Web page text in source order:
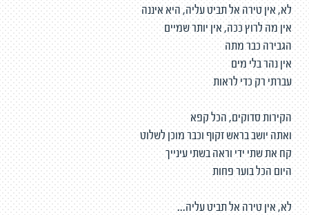
לא, אין טירה אל תביט עליה, היא איננה
אין מה לרוץ ככה, אין יותר שמיים
הגבירה כבר מתה
אין נהר בלי מים
עברתי רק כדי לראות
הקירות סדוקים, הכל קפא
ואתה יושב בראש זקוף וכבר מוכן לשלוט
קח את שתי ידי וראה בשתי עינייך
היום הכל בוער פחות
לא, אין טירה אל תביט עליה...